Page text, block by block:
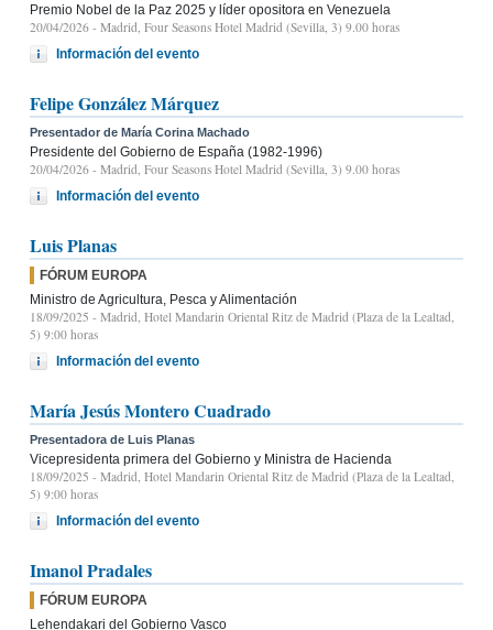
Premio Nobel de la Paz 2025 y líder opositora en Venezuela
20/04/2026 - Madrid, Four Seasons Hotel Madrid (Sevilla, 3) 9.00 horas
Información del evento
Felipe González Márquez
Presentador de María Corina Machado
Presidente del Gobierno de España (1982-1996)
20/04/2026 - Madrid, Four Seasons Hotel Madrid (Sevilla, 3) 9.00 horas
Información del evento
Luis Planas
FÓRUM EUROPA
Ministro de Agricultura, Pesca y Alimentación
18/09/2025 - Madrid, Hotel Mandarin Oriental Ritz de Madrid (Plaza de la Lealtad,
5) 9:00 horas
Información del evento
María Jesús Montero Cuadrado
Presentadora de Luis Planas
Vicepresidenta primera del Gobierno y Ministra de Hacienda
18/09/2025 - Madrid, Hotel Mandarin Oriental Ritz de Madrid (Plaza de la Lealtad,
5) 9:00 horas
Información del evento
Imanol Pradales
FÓRUM EUROPA
Lehendakari del Gobierno Vasco